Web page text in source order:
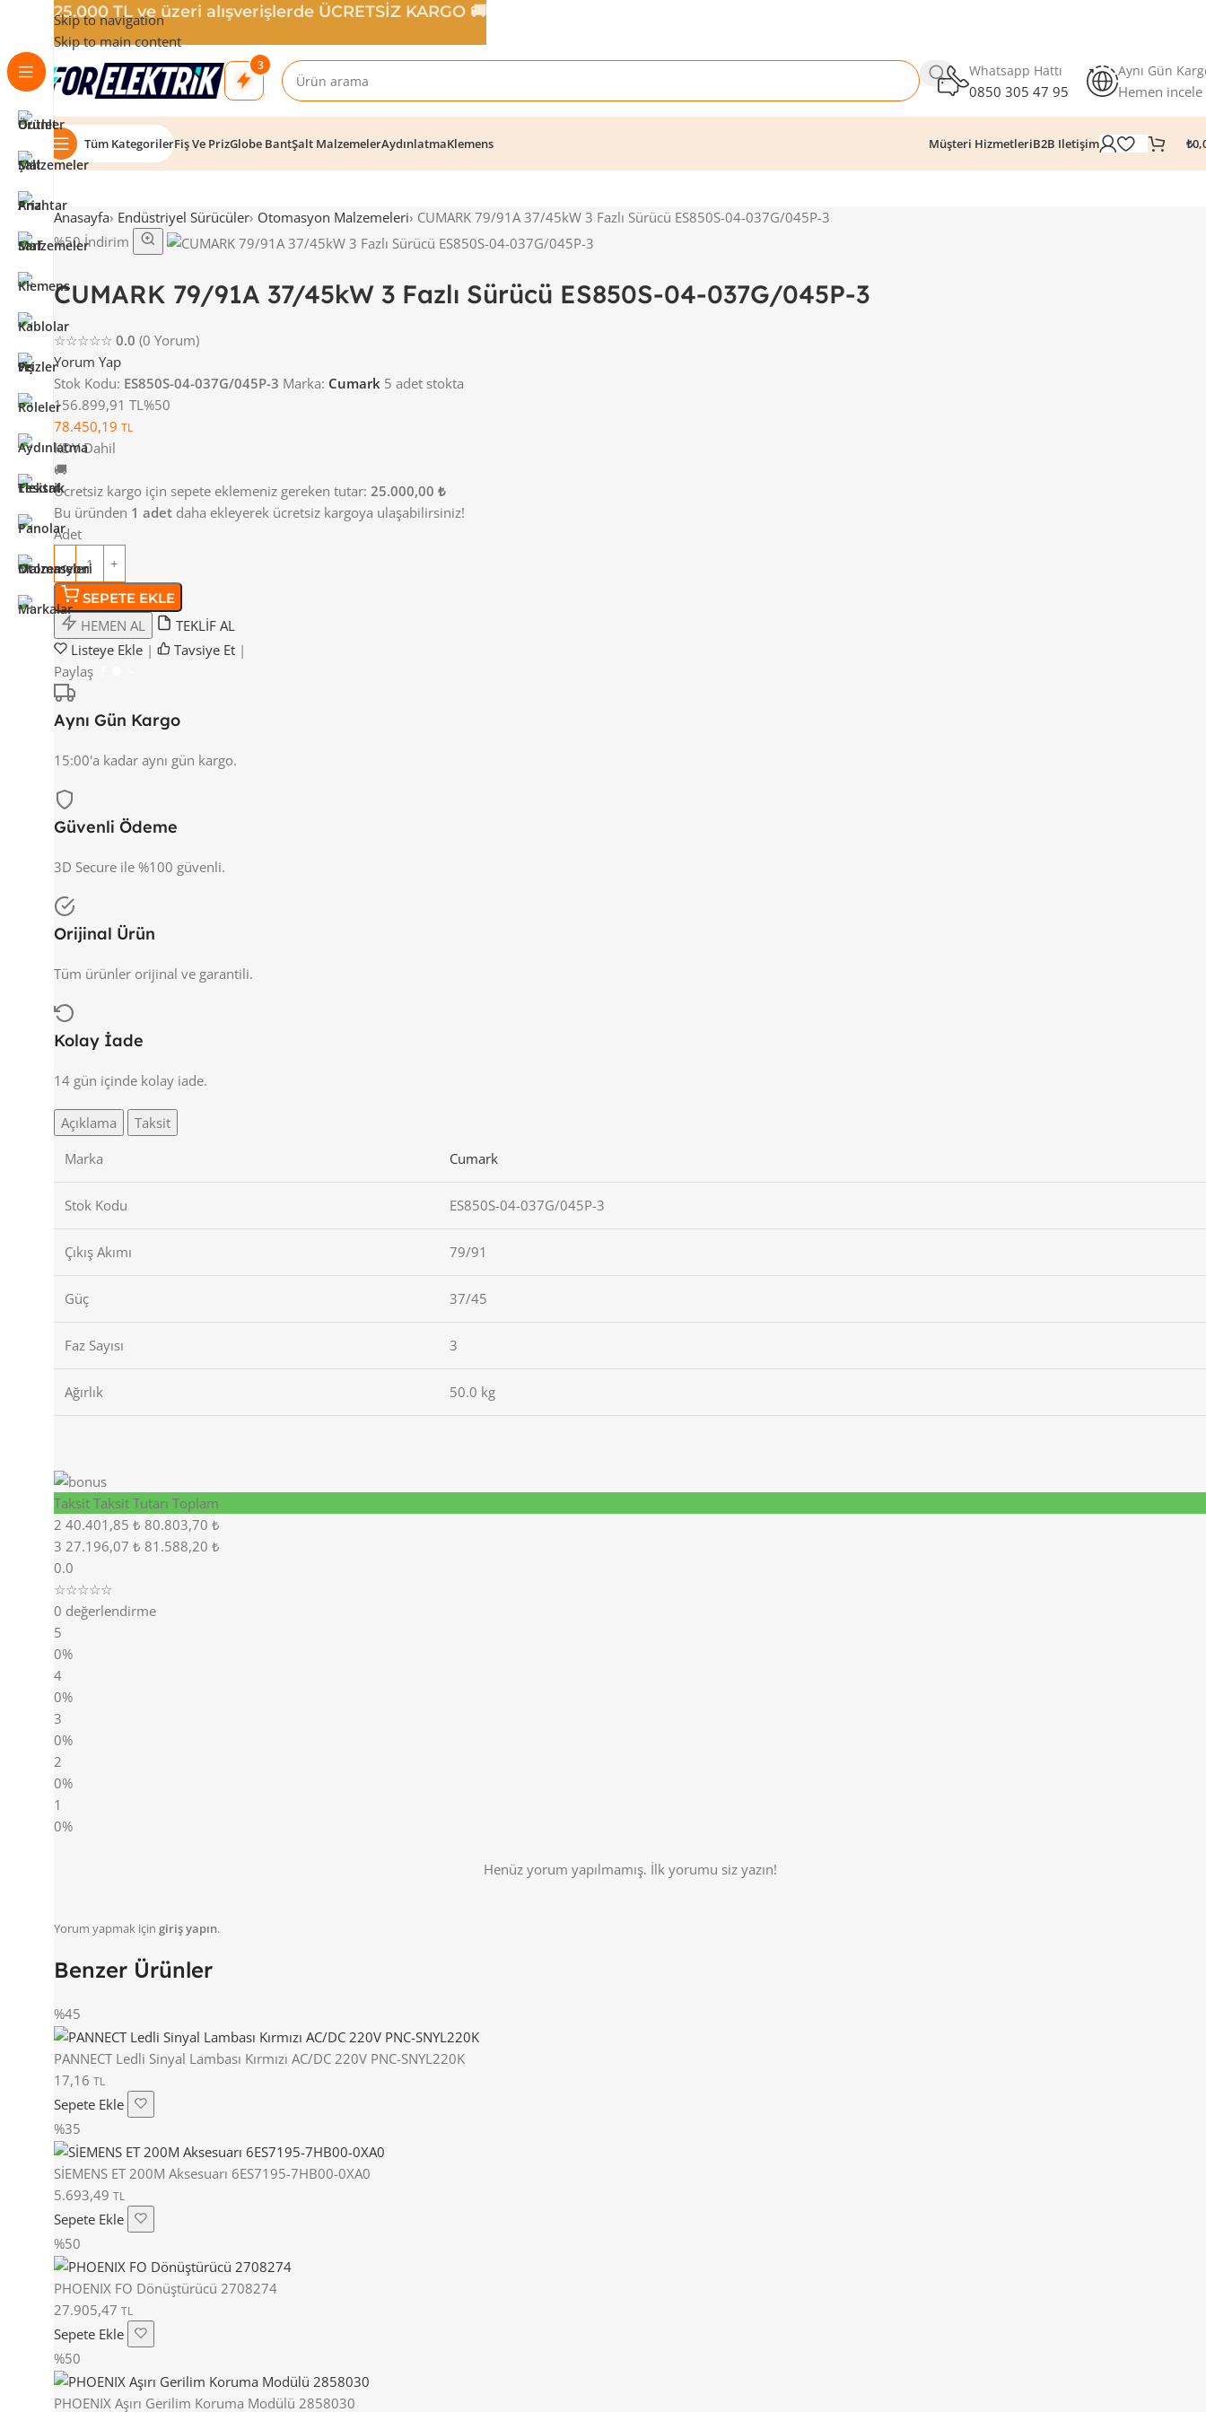
Skip to navigation
Skip to main content
3 Whatsapp Hattı
0850 305 47 95
Aynı Gün
Hemen incele
Tüm KategorilerFiş Ve PrizGlobe BantŞalt MalzemelerAydınlatmaKlemens Müşteri HizmetleriB2B Iletişim ₺
Anasayfa› Endüstriyel Sürücüler› Otomasyon Malzemeleri› CUMARK 79/91A 37/45kW 3 Fazlı Sürücü ES850S-04-037G/045P-3
%50 İndirim
CUMARK 79/91A 37/45kW 3 Fazlı Sürücü ES850S-04-037G/045P-3
☆☆☆☆☆ 0.0 (0 Yorum)
Yorum Yap
Stok Kodu: ES850S-04-037G/045P-3 Marka: Cumark 5 adet stokta
156.899,91 TL%50
78.450,19 TL
KDV Dahil
🚚
Ücretsiz kargo için sepete eklemeniz gereken tutar: 25.000,00 ₺
Bu üründen 1 adet daha ekleyerek ücretsiz kargoya ulaşabilirsiniz!
Adet
SEPETE EKLE
HEMEN AL
TEKLİF AL
Listeye Ekle | Tavsiye Et |
Paylaş
Aynı Gün Kargo
15:00'a kadar aynı gün kargo.
Güvenli Ödeme
3D Secure ile %100 güvenli.
Orijinal Ürün
Tüm ürünler orijinal ve garantili.
Kolay İade
14 gün içinde kolay iade.
Açıklama
Taksit
Marka
Cumark
Stok Kodu ES850S-04-037G/045P-3
Çıkış Akımı 79/91
Güç 37/45
Faz Sayısı 3
Ağırlık 50.0 kg
Taksit Taksit Tutarı Toplam
2 40.401,85 ₺ 80.803,70 ₺
3 27.196,07 ₺ 81.588,20 ₺
0.0
☆☆☆☆☆
0 değerlendirme
5
0%
4
0%
3
0%
2
0%
1
0%
Henüz yorum yapılmamış. İlk yorumu siz yazın!
Yorum yapmak için giriş yapın.
Benzer Ürünler
%45
PANNECT Ledli Sinyal Lambası Kırmızı AC/DC 220V PNC-SNYL220K
17,16 TL
Sepete Ekle
%35
SİEMENS ET 200M Aksesuarı 6ES7195-7HB00-0XA0
5.693,49 TL
Sepete Ekle
%50
PHOENIX FO Dönüştürücü 2708274
27.905,47 TL
Sepete Ekle
%50
PHOENIX Aşırı Gerilim Koruma Modülü 2858030
25.000 TL ve üzeri alışverişlerde ÜCRETSİZ KARGO 🚚